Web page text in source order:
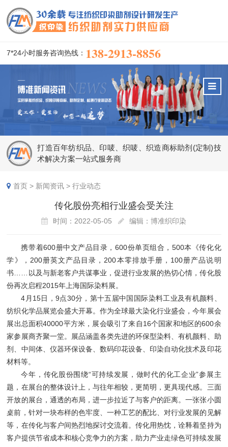
7*24小时服务咨询热线： 138-2913-8856
打造百年纺织品、印唛、织唛、织造商标助剂(定制)技
术解决方案一站式服务商
首页 > 新闻资讯 >行业动态
传化股份亮相行业盛会受关注
时间：2022-05-05 编辑：博准织印染
携带着600册中文产品目录，600份单页组合，500本《传化化
学》，200册英文产品目录，200本零排放手册，100册产品说明
书……以及与新老客户共谋事业，促进行业发展的热切心情，传化股
份再次启程2015年上海国际染料展。
4月15日，9点30分，第十五届中国国际染料工业及有机颜料、
纺织化学品展览会盛大开幕。作为全球最大染化行业盛会，今年展会
展出总面积40000平方米，展会吸引了来自16个国家和地区的600余
家参展商齐聚一堂。展品涵盖各类先进的环保型染料、有机颜料、助
剂、中间体、仪器环保设备、数码印花设备、印染自动化技术及印花
材料等。
今年，传化股份围绕“可持续发展，做时代的化工企业”参展主
题，在展台的整体设计上，与往年相较，更简明，更具现代感。三面
开放的展台，通透的布局，进一步拉近了与客户的距离。一张张小圆
桌前，针对一块布样的色牢度、一种工艺的配比、对行业发展的见解
等，在传化与客户间热烈地探讨交流着。传化用热忱，诠释着坚持为
客户提供节省成本和核心竞争力的方案，助力产业走绿色可持续发展